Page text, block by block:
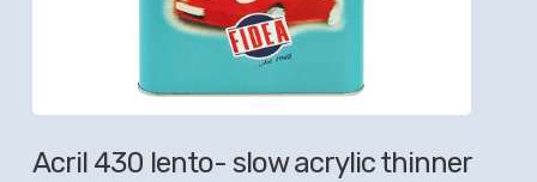
Acril 430 lento- slow acrylic thinner